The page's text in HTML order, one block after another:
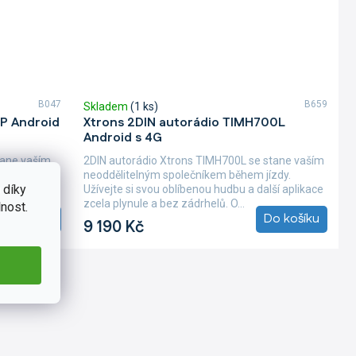
díky
Android
vaším
aplikace
B047
Xtrons 2DIN autorádio TIMH700L
Android s 4G
Skladem (1 ks)
9 190 Kč Do košíku
2DIN autorádio Xtrons TIMH700L se stane vaším
neoddělitelným společníkem během jízdy.
Užívejte si svou oblíbenou hudbu a další aplikace
zcela plynule a bez zádrhelů. O...
B659